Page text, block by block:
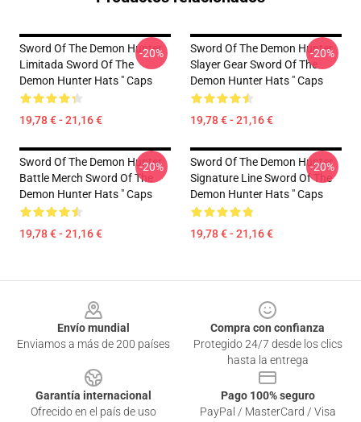
Sword Of The Demon Hunter
Limitada Sword Of The
Demon Hunter Hats " Caps
19,78 € - 21,16 €
-20%
Sword Of The Demon Hunter
Slayer Gear Sword Of The
Demon Hunter Hats " Caps
19,78 € - 21,16 €
-20%
Sword Of The Demon Hunter
Battle Merch Sword Of The
Demon Hunter Hats " Caps
19,78 € - 21,16 €
-20%
Sword Of The Demon Hunter
Signature Line Sword Of The
Demon Hunter Hats " Caps
19,78 € - 21,16 €
-20%
Envío mundial
Enviamos a más de 200 países
Compra con confianza
Protegido 24/7 desde los clics
hasta la entrega
Garantía internacional
Ofrecido en el país de uso
Pago 100% seguro
PayPal / MasterCard / Visa